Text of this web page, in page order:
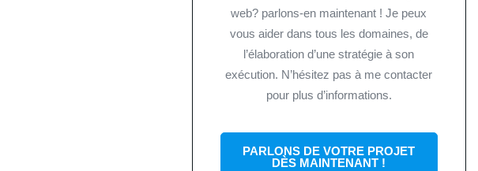
web? parlons-en maintenant ! Je peux
vous aider dans tous les domaines, de
l’élaboration d’une stratégie à son
exécution. N’hésitez pas à me contacter
pour plus d’informations.
PARLONS DE VOTRE PROJET
DÈS MAINTENANT !